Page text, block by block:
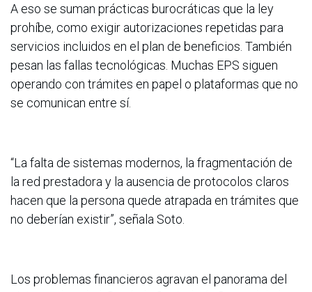
A eso se suman prácticas burocráticas que la ley
prohíbe, como exigir autorizaciones repetidas para
servicios incluidos en el plan de beneficios. También
pesan las fallas tecnológicas. Muchas EPS siguen
operando con trámites en papel o plataformas que no
se comunican entre sí.
“La falta de sistemas modernos, la fragmentación de
la red prestadora y la ausencia de protocolos claros
hacen que la persona quede atrapada en trámites que
no deberían existir”, señala Soto.
Los problemas financieros agravan el panorama del